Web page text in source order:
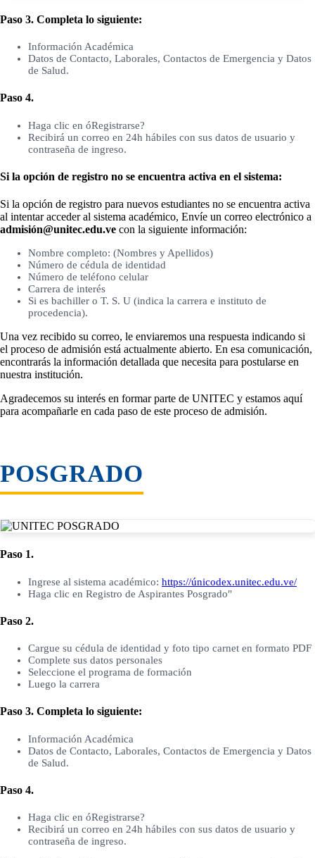
Paso 3. Completa lo siguiente:
Información Académica
Datos de Contacto, Laborales, Contactos de Emergencia y Datos
de Salud.
Paso 4.
Haga clic en óRegistrarse?
Recibirá un correo en 24h hábiles con sus datos de usuario y
contraseña de ingreso.
Si la opción de registro no se encuentra activa en el sistema:
Si la opción de registro para nuevos estudiantes no se encuentra activa
al intentar acceder al sistema académico, Envíe un correo electrónico a
admisión@unitec.edu.ve con la siguiente información:
Nombre completo: (Nombres y Apellidos)
Número de cédula de identidad
Número de teléfono celular
Carrera de interés
Si es bachiller o T. S. U (indica la carrera e instituto de
procedencia).
Una vez recibido su correo, le enviaremos una respuesta indicando si
el proceso de admisión está actualmente abierto. En esa comunicación,
encontrarás la información detallada que necesita para postularse en
nuestra institución.
Agradecemos su interés en formar parte de UNITEC y estamos aquí
para acompañarle en cada paso de este proceso de admisión.
POSGRADO
Paso 1.
Ingrese al sistema académico: https://únicodex.unitec.edu.ve/
Haga clic en Registro de Aspirantes Posgrado"
Paso 2.
Cargue su cédula de identidad y foto tipo carnet en formato PDF
Complete sus datos personales
Seleccione el programa de formación
Luego la carrera
Paso 3. Completa lo siguiente:
Información Académica
Datos de Contacto, Laborales, Contactos de Emergencia y Datos
de Salud.
Paso 4.
Haga clic en óRegistrarse?
Recibirá un correo en 24h hábiles con sus datos de usuario y
contraseña de ingreso.